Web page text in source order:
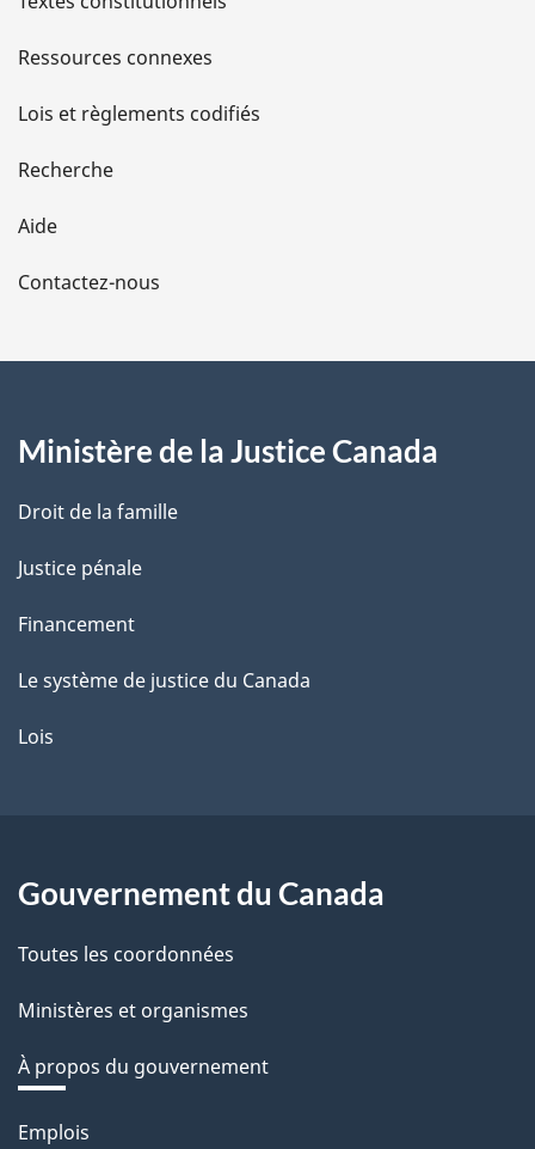
s
d
e
l
a
e
Ressources connexes
Lois et règlements codifiés
Recherche
Aide
Contactez-nous
Ministère de la Justice Canada
Droit de la famille
Justice pénale
Financement
Le système de justice du Canada
Lois
Gouvernement du Canada
Toutes les coordonnées
Ministères et organismes
À propos du gouvernement
Thèmes
Emplois